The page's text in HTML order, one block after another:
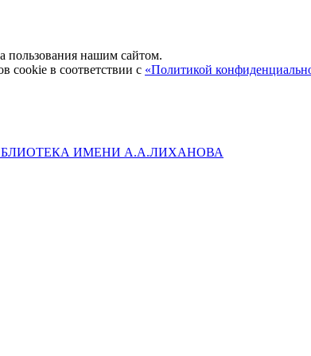
пользования нашим сайтом.
cookie в соответствии с «Политикой
ИМЕНИ А.А.ЛИХАНОВА